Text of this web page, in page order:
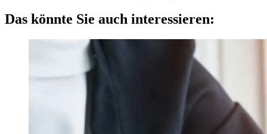
Das könnte Sie auch interessieren: